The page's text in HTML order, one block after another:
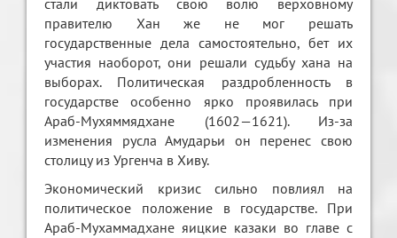
стали диктовать свою волю верховному
правителю Хан же не мог решать
государственные дела самостоятельно, бет их
участия наоборот, они решали судьбу хана на
выборах. Политическая раздробленность в
государстве особенно ярко проявилась при
Араб-Мухяммядхане (1602—1621). Из-за
изменения русла Амударьи он перенес свою
столицу из Ургенча в Хиву.
Экономический кризис сильно повлиял на
политическое положение в государстве. При
Араб-Мухаммадхане яицкие казаки во главе с